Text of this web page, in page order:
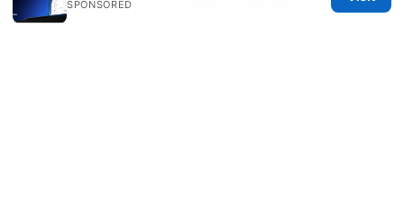
Clash for Win：VPN 领域的全面攻略与实用指南
SPONSORED